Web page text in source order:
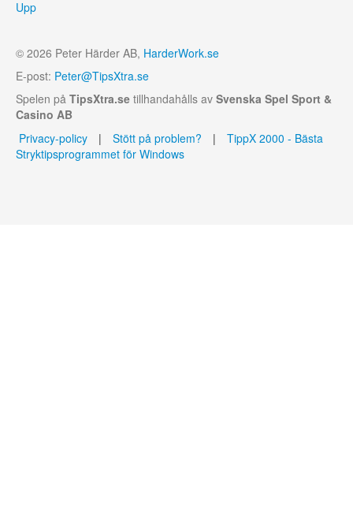
Upp
© 2026 Peter Härder AB, HarderWork.se
E-post: Peter@TipsXtra.se
Spelen på TipsXtra.se tillhandahålls av Svenska Spel Sport &
Casino AB
Privacy-policy
| Stött på problem? |
TippX 2000 - Bästa
Stryktipsprogrammet för Windows